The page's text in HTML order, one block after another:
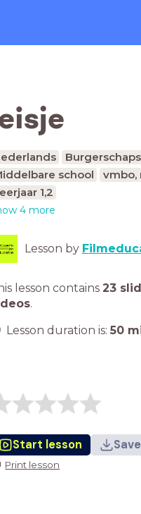
school
vmbo,
1,2
4 more
Lesson by
lesson contains 23
.
Lesson duration is: 50
Start lesson Save
Print lesson